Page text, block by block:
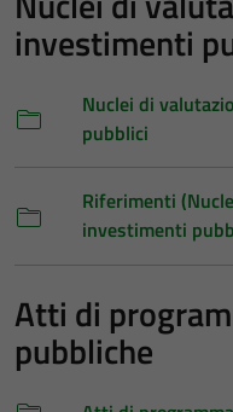
investimenti
Nuclei di
pubblici
Riferimenti
investimenti
Atti di
pubbliche